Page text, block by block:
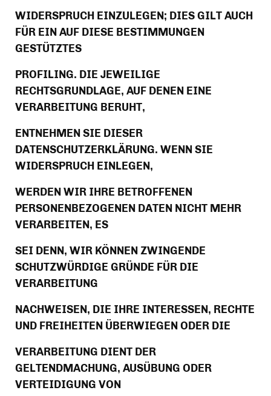
WIDERSPRUCH EINZULEGEN; DIES GILT AUCH
FÜR EIN AUF DIESE BESTIMMUNGEN
GESTÜTZTES
PROFILING. DIE JEWEILIGE
RECHTSGRUNDLAGE, AUF DENEN EINE
VERARBEITUNG BERUHT,
ENTNEHMEN SIE DIESER
DATENSCHUTZERKLÄRUNG. WENN SIE
WIDERSPRUCH EINLEGEN,
WERDEN WIR IHRE BETROFFENEN
PERSONENBEZOGENEN DATEN NICHT MEHR
VERARBEITEN, ES
SEI DENN, WIR KÖNNEN ZWINGENDE
SCHUTZWÜRDIGE GRÜNDE FÜR DIE
VERARBEITUNG
NACHWEISEN, DIE IHRE INTERESSEN, RECHTE
UND FREIHEITEN ÜBERWIEGEN ODER DIE
VERARBEITUNG DIENT DER
GELTENDMACHUNG, AUSÜBUNG ODER
VERTEIDIGUNG VON